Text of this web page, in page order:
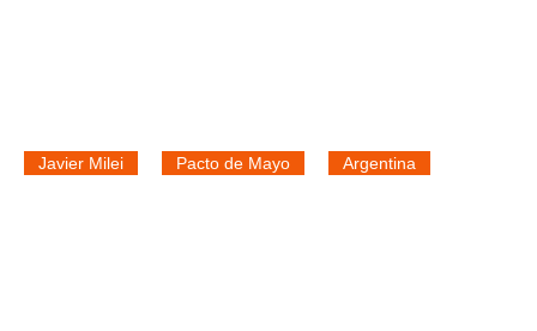
Javier Milei Pacto de Mayo Argentina